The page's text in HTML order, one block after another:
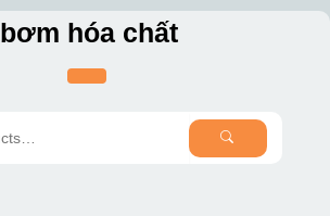
bơm hóa chất
SEARCH